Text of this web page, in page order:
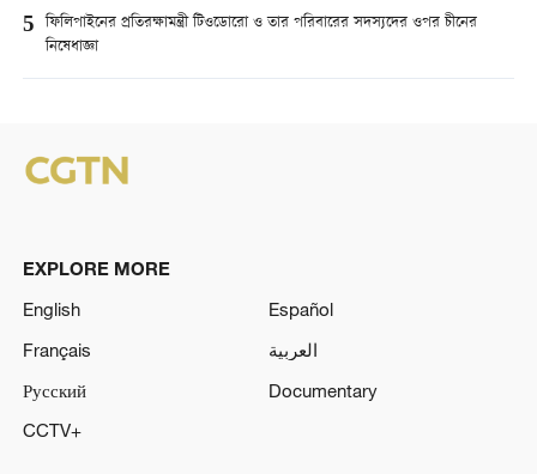
5 ফিলিপাইনের প্রতিরক্ষামন্ত্রী টিওডোরো ও তার পরিবারের সদস্যদের ওপর চীনের
নিষেধাজ্ঞা
EXPLORE MORE
English
Español
Français
العربية
Русский
Documentary
CCTV+